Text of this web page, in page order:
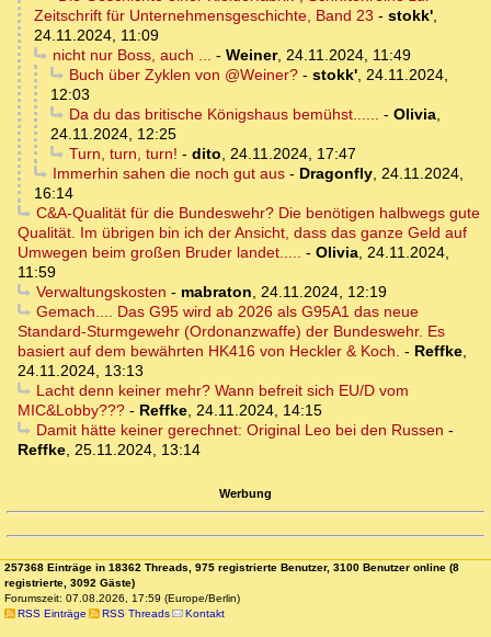
Zeitschrift für Unternehmensgeschichte, Band 23 - stokk',
24.11.2024, 11:09
nicht nur Boss, auch ... - Weiner, 24.11.2024, 11:49
Buch über Zyklen von @Weiner?- stokk', 24.11.2024,
12:03
Da du das britische Königshaus bemühst...... - Olivia,
24.11.2024, 12:25
Turn, turn, turn! - dito, 24.11.2024, 17:47
Immerhin sahen die noch gut aus- Dragonfly, 24.11.2024,
16:14
C&A-Qualität für die Bundeswehr? Die benötigen halbwegs gute
Qualität. Im übrigen bin ich der Ansicht, dass das ganze Geld auf
Umwegen beim großen Bruder landet..... - Olivia, 24.11.2024,
11:59
Verwaltungskosten - mabraton, 24.11.2024, 12:19
Gemach.... Das G95 wird ab 2026 als G95A1 das neue
Standard-Sturmgewehr (Ordonanzwaffe) der Bundeswehr. Es
basiert auf dem bewährten HK416 von Heckler & Koch. - Reffke,
24.11.2024, 13:13
Lacht denn keiner mehr? Wann befreit sich EU/D vom
MIC&Lobby??? - Reffke, 24.11.2024, 14:15
Damit hätte keiner gerechnet: Original Leo bei den Russen -
Reffke, 25.11.2024, 13:14
Werbung
257368 Einträge in 18362 Threads, 975 registrierte Benutzer, 3100 Benutzer online (8
registrierte, 3092 Gäste)
Forumszeit: 07.08.2026, 17:59 (Europe/Berlin)
RSS Einträge
RSS Threads Kontakt